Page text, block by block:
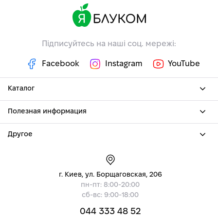
Підписуйтесь на наші соц. мережі:
Facebook Instagram YouTube
Каталог
Полезная информация
Другое
г. Киев, ул. Борщаговская, 206
пн-пт: 8:00-20:00
сб-вс: 9:00-18:00
044 333 48 52